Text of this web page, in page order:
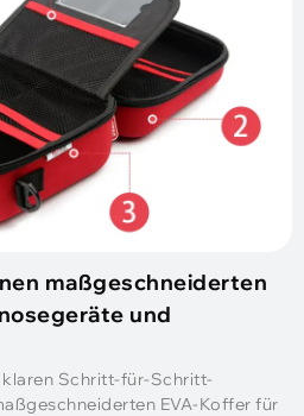
maßgeschneiderten
und
klaren Schritt-für-Schritt-
EVA-Koffer für